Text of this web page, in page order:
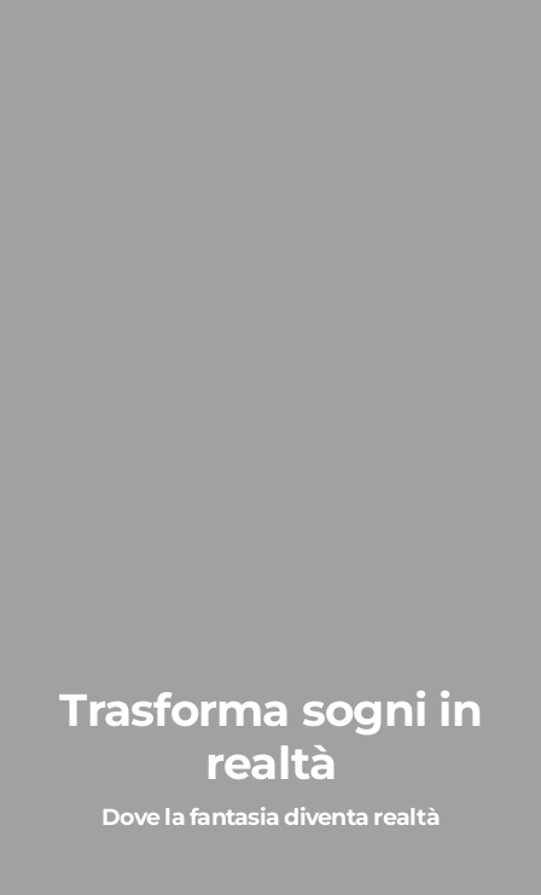
Trasforma sogni in
realtà
Dove la fantasia diventa realtà